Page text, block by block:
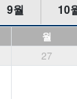
9월 10
월
27